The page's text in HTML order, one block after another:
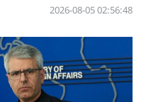
02:56:48 2026-08-05